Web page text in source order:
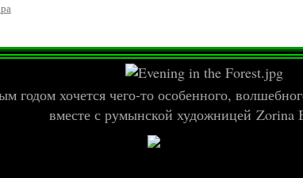
годом хочется чего-то особенного,
вместе с румынской художницей Zorina